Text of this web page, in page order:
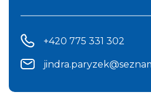
+420 775 331 302